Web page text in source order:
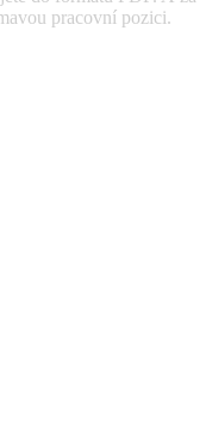
pracovní pozici.